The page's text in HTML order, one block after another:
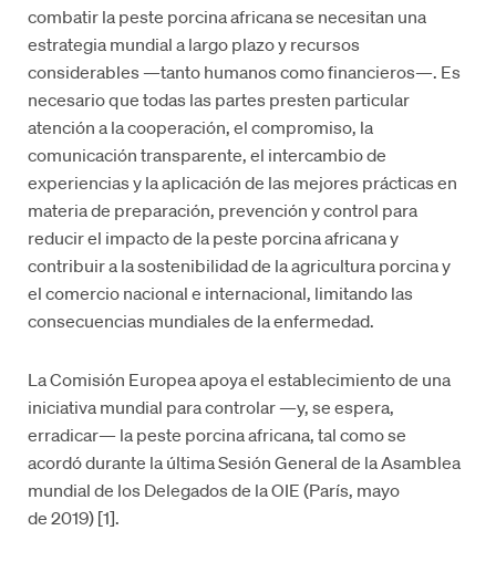
combatir la peste porcina africana se necesitan una
estrategia mundial a largo plazo y recursos
considerables —tanto humanos como financieros—. Es
necesario que todas las partes presten particular
atención a la cooperación, el compromiso, la
comunicación transparente, el intercambio de
experiencias y la aplicación de las mejores prácticas en
materia de preparación, prevención y control para
reducir el impacto de la peste porcina africana y
contribuir a la sostenibilidad de la agricultura porcina y
el comercio nacional e internacional, limitando las
consecuencias mundiales de la enfermedad.
La Comisión Europea apoya el establecimiento de una
iniciativa mundial para controlar —y, se espera,
erradicar— la peste porcina africana, tal como se
acordó durante la última Sesión General de la Asamblea
mundial de los Delegados de la OIE (París, mayo
de 2019) [1].